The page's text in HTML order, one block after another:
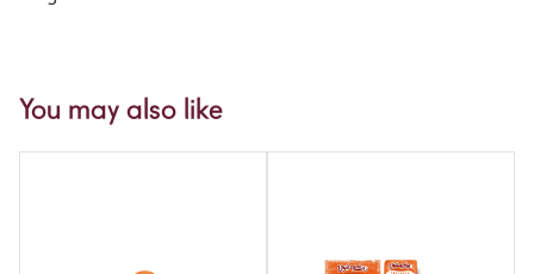
You may also like